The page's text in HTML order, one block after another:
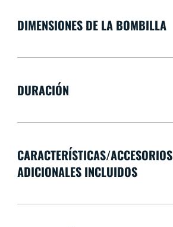
DIMENSIONES DE LA BOMBILLA
DURACIÓN
CARACTERÍSTICAS/ACCESORIOS
ADICIONALES INCLUIDOS